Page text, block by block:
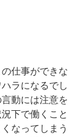
仕事ができな
ラになるでし
動には注意を
下で働くこと
なってしまう